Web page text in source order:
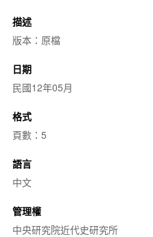
描述
版本：原檔
日期
民國12年05月
格式
頁數：5
語言
中文
管理權
中央研究院近代史研究所